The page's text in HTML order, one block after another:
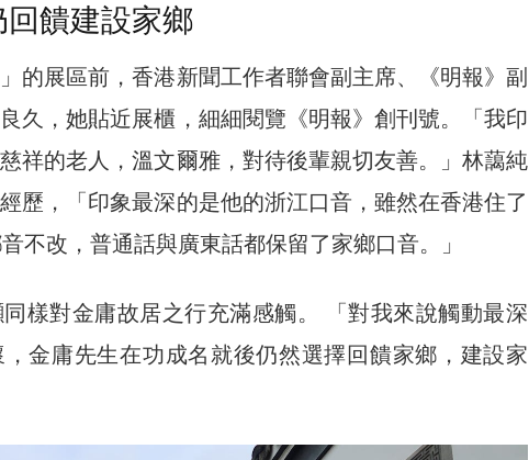
饋建設家鄉
的展區前，香港新聞工作者聯會副主席、《明報》副
久，她貼近展櫃，細細閱覽《明報》創刊號。「我印
祥的老人，溫文爾雅，對待後輩親切友善。」林藹純
歷，「印象最深的是他的浙江口音，雖然在香港住了
不改，普通話與廣東話都保留了家鄉口音。」
同樣對金庸故居之行充滿感觸。 「對我來說觸動最深
金庸先生在功成名就後仍然選擇回饋家鄉，建設家